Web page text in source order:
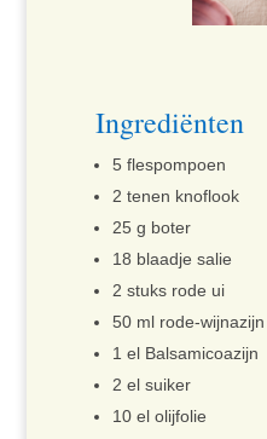
Ingrediënten
5 flespompoen
2 tenen knoflook
25 g boter
18 blaadje salie
2 stuks rode ui
50 ml rode-wijnazijn
1 el Balsamicoazijn
2 el suiker
10 el olijfolie